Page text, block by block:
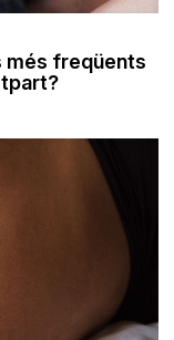
més freqüents